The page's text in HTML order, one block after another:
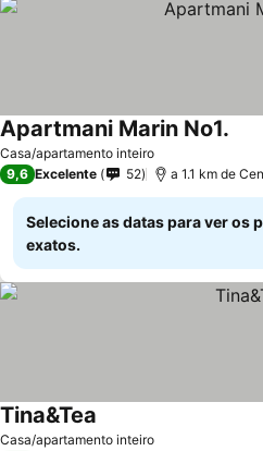
Casa/apartamento inteiro
Apartmani Marin No1.
9,6 Excelente 52 a 1.1 km de
Selecione as datas para ver os
exatos.
Casa/apartamento inteiro
Tina&Tea